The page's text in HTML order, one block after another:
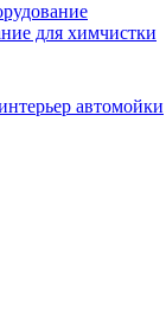
для химчистки
автомойки